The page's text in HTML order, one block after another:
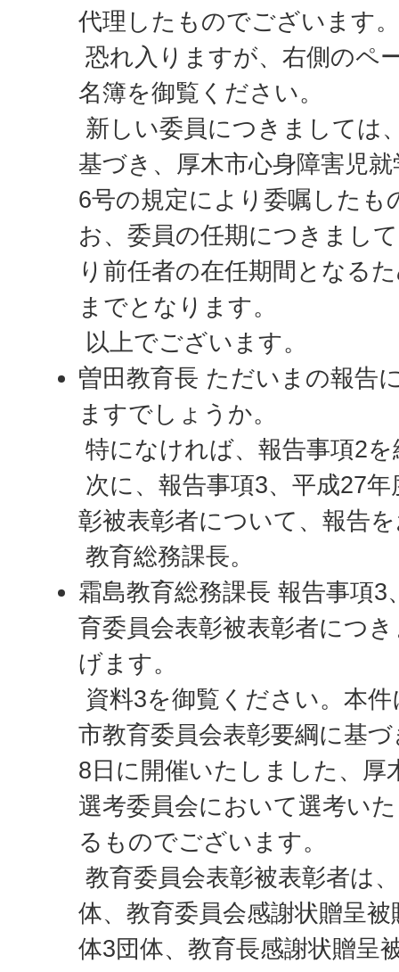
代理したものでございます
恐れ入りますが、右側のペ
名簿を御覧ください。
新しい委員につきましては
基づき、厚木市心身障害児
6号の規定により委嘱したも
お、委員の任期につきまし
り前任者の在任期間となる
までとなります。
以上でございます。
曽田教育長 ただいまの報告
ますでしょうか。
特になければ、報告事項2
次に、報告事項3、平成27
彰被表彰者について、報告
教育総務課長。
霜島教育総務課長 報告事項3
育委員会表彰被表彰者につ
げます。
資料3を御覧ください。本
市教育委員会表彰要綱に基
8日に開催いたしました、厚
選考委員会において選考い
るものでございます。
教育委員会表彰被表彰者は
体、教育委員会感謝状贈呈
体3団体、教育長感謝状贈呈